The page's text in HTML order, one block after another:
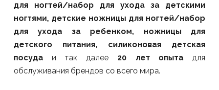
для ногтей/набор для ухода за детскими
ногтями, детские ножницы для ногтей/набор
для ухода за ребенком, ножницы для
детского питания, силиконовая детская
посуда и так далее 20 лет опыта для
обслуживания брендов со всего мира.